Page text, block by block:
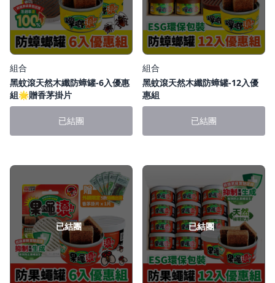
組合
黑蚊滾天然木纖防蟑罐-6入優惠
組🌟贈香茅掛片
已結團
組合
黑蚊滾天然木纖防蟑罐-12入優
惠組
已結團
已結團 已結團